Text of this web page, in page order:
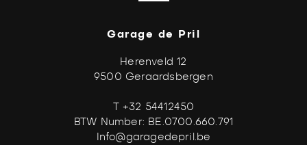
Garage de Pril
Herenveld 12
9500 Geraardsbergen
T +32 54412450
BTW Number: BE.0700.660.791
Info@garagedepril.be